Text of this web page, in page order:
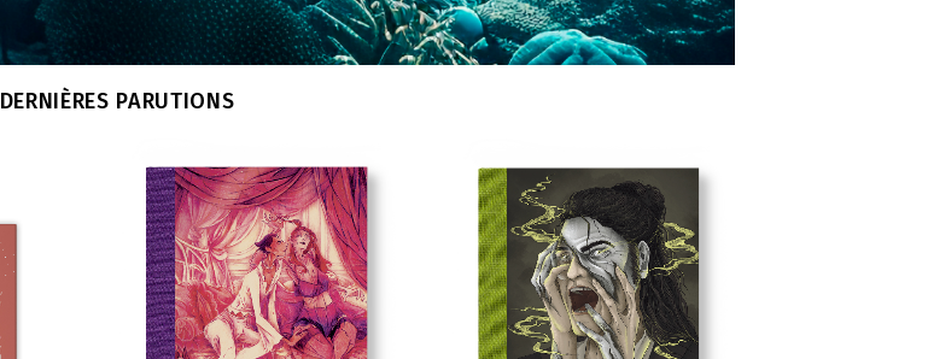
DERNIÈRES PARUTIONS